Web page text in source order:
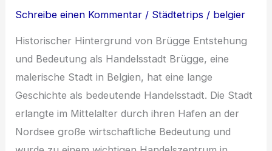
Schreibe einen Kommentar / Städtetrips / belgier
Historischer Hintergrund von Brügge Entstehung
und Bedeutung als Handelsstadt Brügge, eine
malerische Stadt in Belgien, hat eine lange
Geschichte als bedeutende Handelsstadt. Die Stadt
erlangte im Mittelalter durch ihren Hafen an der
Nordsee große wirtschaftliche Bedeutung und